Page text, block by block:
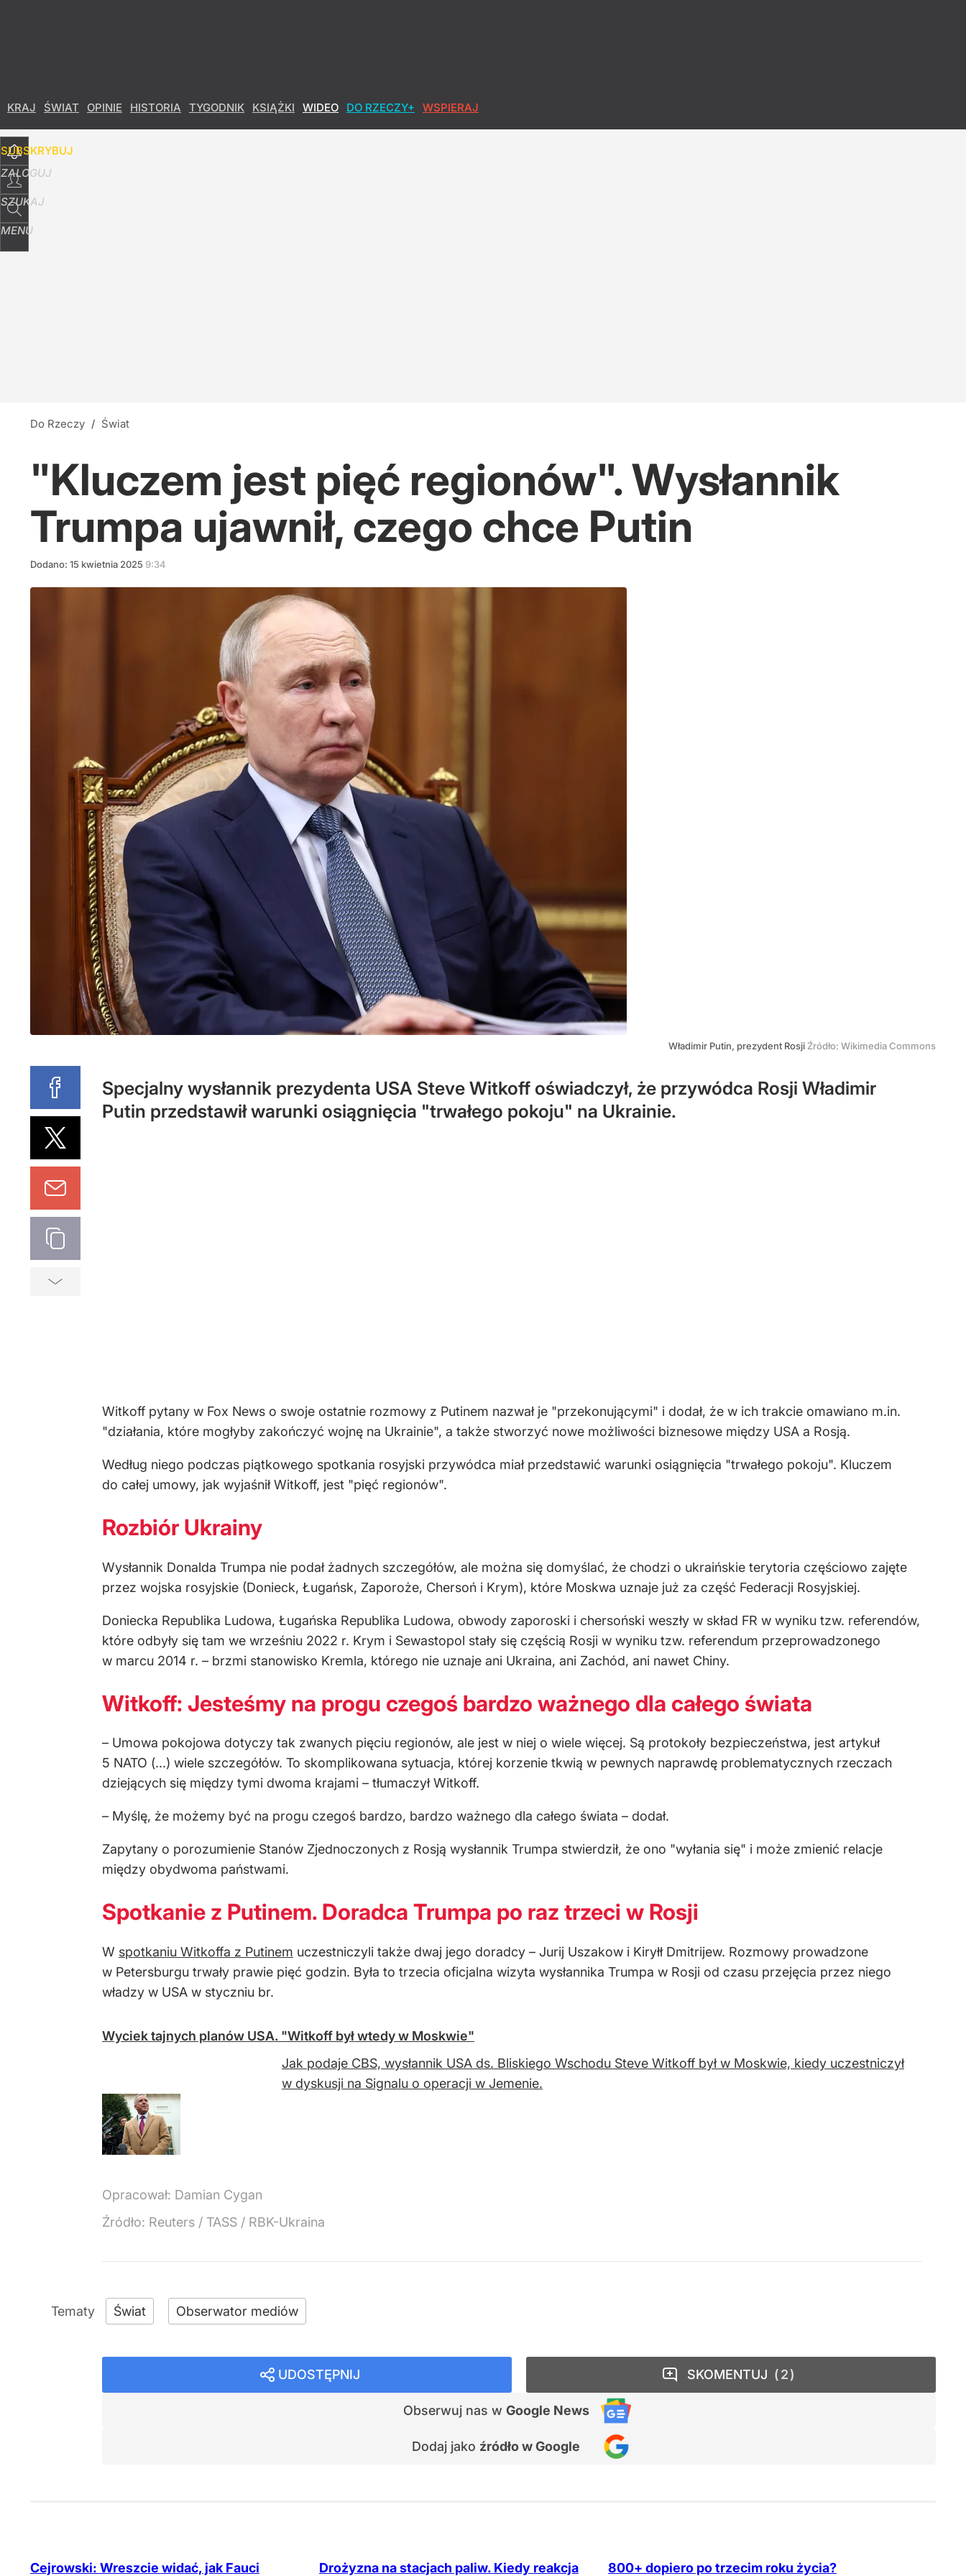
KRAJ ŚWIAT OPINIE HISTORIA TYGODNIK KSIĄŻKI WIDEO DO RZECZY+ WSPIERAJ
SUBSKRYBUJ
ZALOGUJ
SZUKAJ
MENU
Do Rzeczy / Świat
"Kluczem jest pięć regionów". Wysłannik
Trumpa ujawnił, czego chce Putin
Dodano: 15 kwietnia 2025 9:34
Władimir Putin, prezydent Rosji Źródło: Wikimedia Commons
Specjalny wysłannik prezydenta USA Steve Witkoff oświadczył, że przywódca Rosji Władimir
Putin przedstawił warunki osiągnięcia "trwałego pokoju" na Ukrainie.
Witkoff pytany w Fox News o swoje ostatnie rozmowy z Putinem nazwał je "przekonującymi" i dodał, że w ich trakcie omawiano m.in.
"działania, które mogłyby zakończyć wojnę na Ukrainie", a także stworzyć nowe możliwości biznesowe między USA a Rosją.
Według niego podczas piątkowego spotkania rosyjski przywódca miał przedstawić warunki osiągnięcia "trwałego pokoju". Kluczem
do całej umowy, jak wyjaśnił Witkoff, jest "pięć regionów".
Rozbiór Ukrainy
Wysłannik Donalda Trumpa nie podał żadnych szczegółów, ale można się domyślać, że chodzi o ukraińskie terytoria częściowo zajęte
przez wojska rosyjskie (Donieck, Ługańsk, Zaporoże, Chersoń i Krym), które Moskwa uznaje już za część Federacji Rosyjskiej.
Doniecka Republika Ludowa, Ługańska Republika Ludowa, obwody zaporoski i chersoński weszły w skład FR w wyniku tzw. referendów,
które odbyły się tam we wrześniu 2022 r. Krym i Sewastopol stały się częścią Rosji w wyniku tzw. referendum przeprowadzonego
w marcu 2014 r. – brzmi stanowisko Kremla, którego nie uznaje ani Ukraina, ani Zachód, ani nawet Chiny.
Witkoff: Jesteśmy na progu czegoś bardzo ważnego dla całego świata
– Umowa pokojowa dotyczy tak zwanych pięciu regionów, ale jest w niej o wiele więcej. Są protokoły bezpieczeństwa, jest artykuł
5 NATO (...) wiele szczegółów. To skomplikowana sytuacja, której korzenie tkwią w pewnych naprawdę problematycznych rzeczach
dziejących się między tymi dwoma krajami – tłumaczył Witkoff.
– Myślę, że możemy być na progu czegoś bardzo, bardzo ważnego dla całego świata – dodał.
Zapytany o porozumienie Stanów Zjednoczonych z Rosją wysłannik Trumpa stwierdził, że ono "wyłania się" i może zmienić relacje
między obydwoma państwami.
Spotkanie z Putinem. Doradca Trumpa po raz trzeci w Rosji
W spotkaniu Witkoffa z Putinem uczestniczyli także dwaj jego doradcy – Jurij Uszakow i Kiryłł Dmitrijew. Rozmowy prowadzone
w Petersburgu trwały prawie pięć godzin. Była to trzecia oficjalna wizyta wysłannika Trumpa w Rosji od czasu przejęcia przez niego
władzy w USA w styczniu br.
Wyciek tajnych planów USA. "Witkoff był wtedy w Moskwie"
Jak podaje CBS, wysłannik USA ds. Bliskiego Wschodu Steve Witkoff był w Moskwie, kiedy uczestniczył
w dyskusji na Signalu o operacji w Jemenie.
Opracował: Damian Cygan
Źródło: Reuters / TASS / RBK-Ukraina
Świat Obserwator mediów
UDOSTĘPNIJ
Obserwuj nas w Google News
Dodaj jako źródło w Google
SKOMENTUJ 2
Cejrowski: Wreszcie widać, jak Fauci
Drożyzna na stacjach paliw. Kiedy reakcja
800+ dopiero po trzecim roku życia?